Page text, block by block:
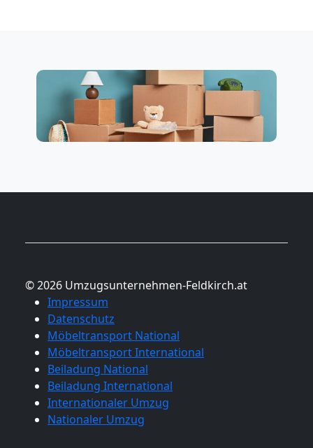
© 2026 Umzugsunternehmen-Feldkirch.at
Impressum
Datenschutz
Möbeltransport National
Möbeltransport International
Beiladung National
Beiladung International
Internationaler Umzug
Nationaler Umzug